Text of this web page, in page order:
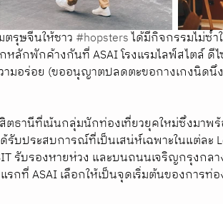
ตรุษจีนให้ชาว #hopsters ได้มีกิจกรรมไม่ซ้ำ
หลักพักค้างกันที่ ASAI โรงแรมไลฟ์สไตล์ ดี
มอร่อย (ขออนุญาตปลดตะขอกางเกงนิดนึ
ตธานีที่เน้นกลุ่มนักท่องเที่ยวยุคใหม่ซึ่งมาพ
บประสบการณ์ที่เป็นเสน่ห์เฉพาะในแต่ละ
รับรองหายห่วง และบนถนนเจริญกรุงกล
รกที่ ASAI เลือกให้เป็นจุดเริ่มต้นของการท่